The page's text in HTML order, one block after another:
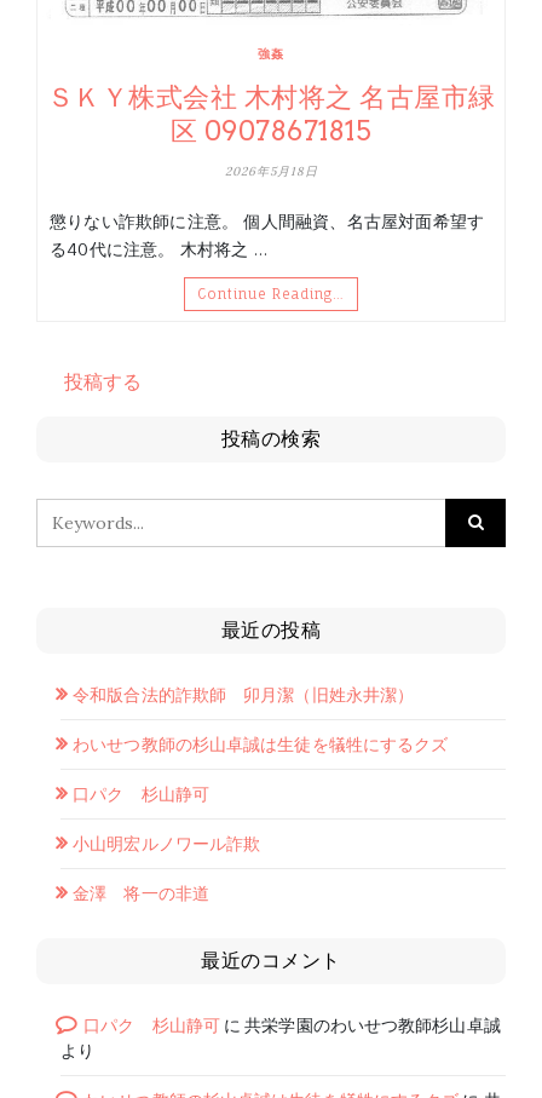
強姦
ＳＫＹ株式会社 木村将之 名古屋市緑
区 09078671815
2026年5月18日
懲りない詐欺師に注意。 個人間融資、名古屋対面希望す
る40代に注意。 木村将之 …
Continue Reading…
投稿する
投稿の検索
最近の投稿
令和版合法的詐欺師 卯月潔（旧姓永井潔）
わいせつ教師の杉山卓誠は生徒を犠牲にするクズ
口パク 杉山静可
小山明宏ルノワール詐欺
金澤 将一の非道
最近のコメント
口パク 杉山静可に共栄学園のわいせつ教師杉山卓誠
より